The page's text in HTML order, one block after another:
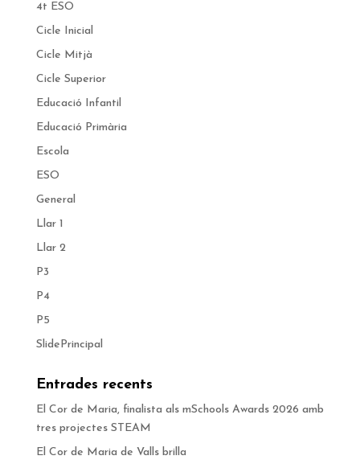
4t ESO
Cicle Inicial
Cicle Mitjà
Cicle Superior
Educació Infantil
Educació Primària
Escola
ESO
General
Llar 1
Llar 2
P3
P4
P5
SlidePrincipal
Entrades recents
El Cor de Maria, finalista als mSchools Awards 2026 amb
tres projectes STEAM
El Cor de Maria de Valls brilla